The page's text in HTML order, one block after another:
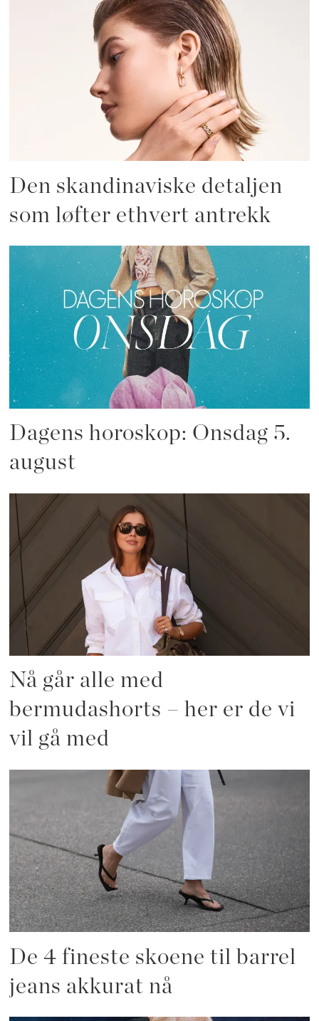
Den skandinaviske detaljen
som løfter ethvert antrekk
Dagens horoskop: Onsdag 5.
august
Nå går alle med
bermudashorts – her er de vi
vil gå med
De 4 fineste skoene til barrel
jeans akkurat nå